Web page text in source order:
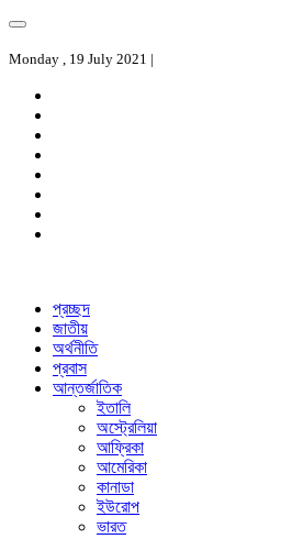
Monday , 19 July 2021 |
প্রচ্ছদ
জাতীয়
অর্থনীতি
প্রবাস
আন্তর্জাতিক
ইতালি
অস্ট্রেলিয়া
আফ্রিকা
আমেরিকা
কানাডা
ইউরোপ
ভারত